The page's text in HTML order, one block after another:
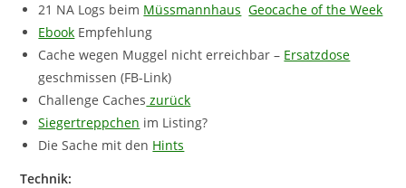
21 NA Logs beim Müssmannhaus Geocache of the Week
Ebook Empfehlung
Cache wegen Muggel nicht erreichbar – Ersatzdose
geschmissen (FB-Link)
Challenge Caches zurück
Siegertreppchen im Listing?
Die Sache mit den Hints
Technik: